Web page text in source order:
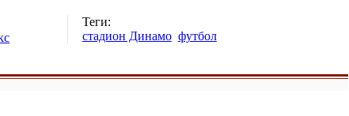
Теги:
стадион Динамо футбол